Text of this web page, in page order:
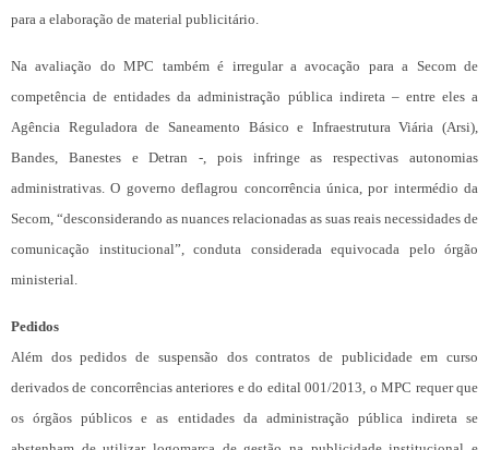
para a elaboração de material publicitário.
Na avaliação do MPC também é irregular a avocação para a Secom de
competência de entidades da administração pública indireta – entre eles a
Agência Reguladora de Saneamento Básico e Infraestrutura Viária (Arsi),
Bandes, Banestes e Detran -, pois infringe as respectivas autonomias
administrativas. O governo deflagrou concorrência única, por intermédio da
Secom, “desconsiderando as nuances relacionadas as suas reais necessidades de
comunicação institucional”, conduta considerada equivocada pelo órgão
ministerial.
Pedidos
Além dos pedidos de suspensão dos contratos de publicidade em curso
derivados de concorrências anteriores e do edital 001/2013, o MPC requer que
os órgãos públicos e as entidades da administração pública indireta se